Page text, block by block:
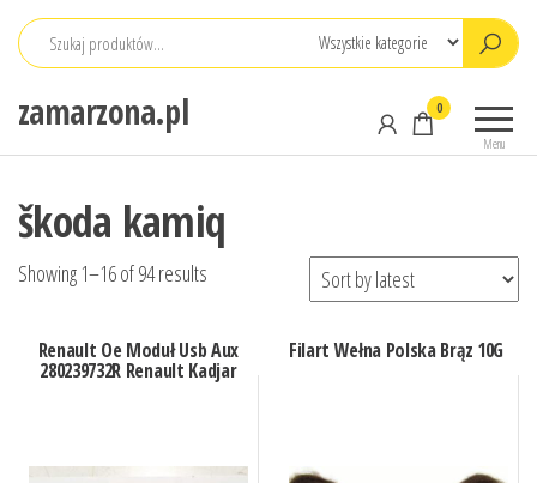
Przejdź
zamarzona.pl
Menu
0
škoda kamiq
Showing 1–16 of 94 results
Renault Oe Moduł Usb Aux
280239732R Renault Kadjar
Filart Wełna Polska Brąz 10G